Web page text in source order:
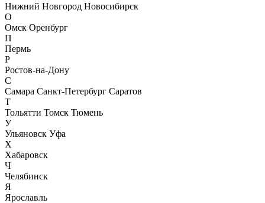
Нижний Новгород Новосибирск
О
Омск Оренбург
П
Пермь
Р
Ростов-на-Дону
С
Самара Санкт-Петербург Саратов
Т
Тольятти Томск Тюмень
У
Ульяновск Уфа
Х
Хабаровск
Ч
Челябинск
Я
Ярославль